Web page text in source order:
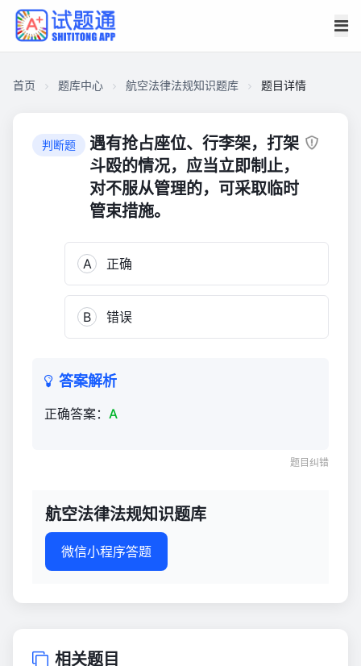
首页 题库中心 航空法律法规知识题库 题目详情
判断题
遇有抢占座位、行李架，打架
斗殴的情况，应当立即制止，
对不服从管理的，可采取临时
管束措施。
A 正确
B 错误
答案解析
正确答案： A
题目纠错
航空法律法规知识题库
微信小程序答题
相关题目